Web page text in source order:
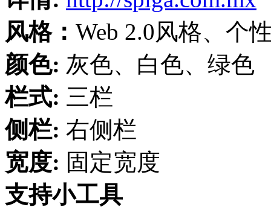
风格： Web 2.0风格、个
颜色: 灰色、白色、绿色
栏式: 三栏
侧栏: 右侧栏
宽度: 固定宽度
支持小工具